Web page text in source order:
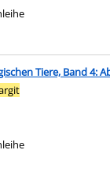
Tiere, Band 4: